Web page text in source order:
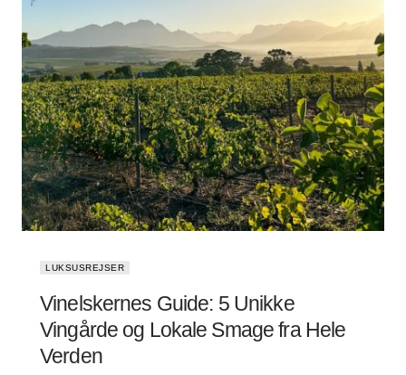
LUKSUSREJSER
Vinelskernes Guide: 5 Unikke
Vingårde og Lokale Smage fra Hele
Verden